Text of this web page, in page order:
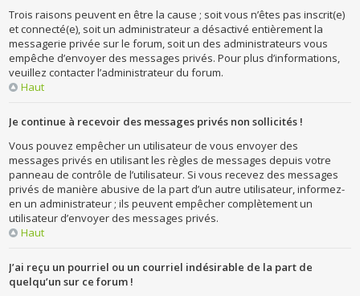
Trois raisons peuvent en être la cause ; soit vous n’êtes pas inscrit(e)
et connecté(e), soit un administrateur a désactivé entièrement la
messagerie privée sur le forum, soit un des administrateurs vous
empêche d’envoyer des messages privés. Pour plus d’informations,
veuillez contacter l’administrateur du forum.
Haut
Je continue à recevoir des messages privés non sollicités !
Vous pouvez empêcher un utilisateur de vous envoyer des
messages privés en utilisant les règles de messages depuis votre
panneau de contrôle de l’utilisateur. Si vous recevez des messages
privés de manière abusive de la part d’un autre utilisateur, informez-
en un administrateur ; ils peuvent empêcher complètement un
utilisateur d’envoyer des messages privés.
Haut
J’ai reçu un pourriel ou un courriel indésirable de la part de
quelqu’un sur ce forum !